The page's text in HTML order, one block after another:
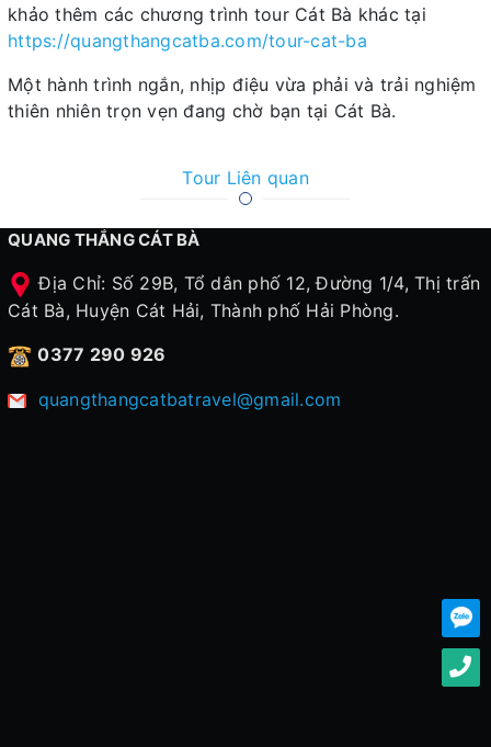
khảo thêm các chương trình tour Cát Bà khác tại
https://quangthangcatba.com/tour-cat-ba
Một hành trình ngắn, nhịp điệu vừa phải và trải nghiệm
thiên nhiên trọn vẹn đang chờ bạn tại Cát Bà.
Tour Liên quan
QUANG THẮNG CÁT BÀ
Địa Chỉ: Số 29B, Tổ dân phố 12, Đường 1/4, Thị trấn
Cát Bà, Huyện Cát Hải, Thành phố Hải Phòng.
0377 290 926
quangthangcatbatravel@gmail.com